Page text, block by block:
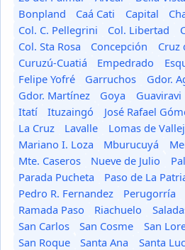
Bonpland
Caá Cati Capital
Col. C. Pellegrini
Col. Libertad
Col. Sta Rosa
Concepción
Cruz
Curuzú-Cuatiá
Empedrado
Felipe Yofré
Garruchos
Gdor.
Gdor. Martínez
Goya Guaviravi
Itatí
Ituzaingó José Rafael
La Cruz
Lavalle Lomas de
Mariano I. Loza
Mburucuyá
Mte. Caseros
Nueve de Julio
Parada Pucheta
Paso de La
Pedro R. Fernandez
Perugorría
Ramada Paso
Riachuelo
San Carlos
San Cosme San
San Roque
Santa Ana Santa